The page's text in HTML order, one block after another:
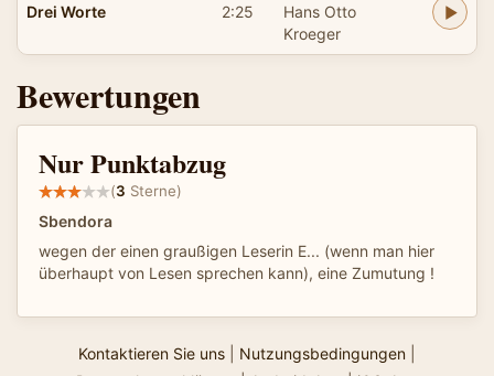
Drei Worte 2:25
Hans Otto
Kroeger
Bewertungen
Nur Punktabzug
(3 Sterne)
Sbendora
wegen der einen graußigen Leserin E... (wenn man hier
überhaupt von Lesen sprechen kann), eine Zumutung !
Kontaktieren Sie uns Nutzungsbedingungen